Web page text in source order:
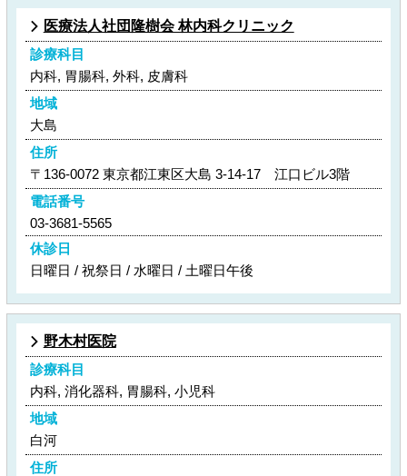
医療法人社団隆樹会 林内科クリニック
診療科目
内科, 胃腸科, 外科, 皮膚科
地域
大島
住所
〒136-0072 東京都江東区大島 3-14-17 江口ビル3階
電話番号
03-3681-5565
休診日
日曜日 / 祝祭日 / 水曜日 / 土曜日午後
野木村医院
診療科目
内科, 消化器科, 胃腸科, 小児科
地域
白河
住所